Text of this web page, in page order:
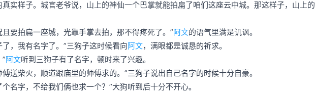
实样子。城官老爷说，山上的神仙一个巴掌就能拍扁了咱们这座云中城。那这样子，山上
要拍扁一座城，光靠手掌去拍，那不得疼死了。”阿文的语气里满是讥讽。
，我有名字了。”三狗子这时候看向阿文，满眼都是诚恳的祈求。
阿文听到三狗子有了名字，顿时来了兴趣。
送柴火，顺道跟庙里的师傅求的。”三狗子说出自己名字的时候十分自豪。
名字，不给我们俩也求一个？”大狗听到后十分不开心。